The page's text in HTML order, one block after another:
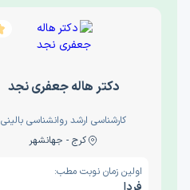
دکتر هاله جعفری نجد
کارشناسی ارشد روانشناسی بالینی
کرج - جهانشهر
اولین زمان نوبت مطب: